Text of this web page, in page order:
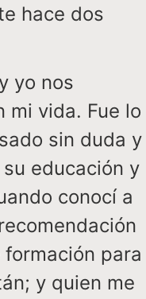
hace dos
yo nos
mi vida. Fue lo
sin duda y
educación y
conocí a
para
y quien me